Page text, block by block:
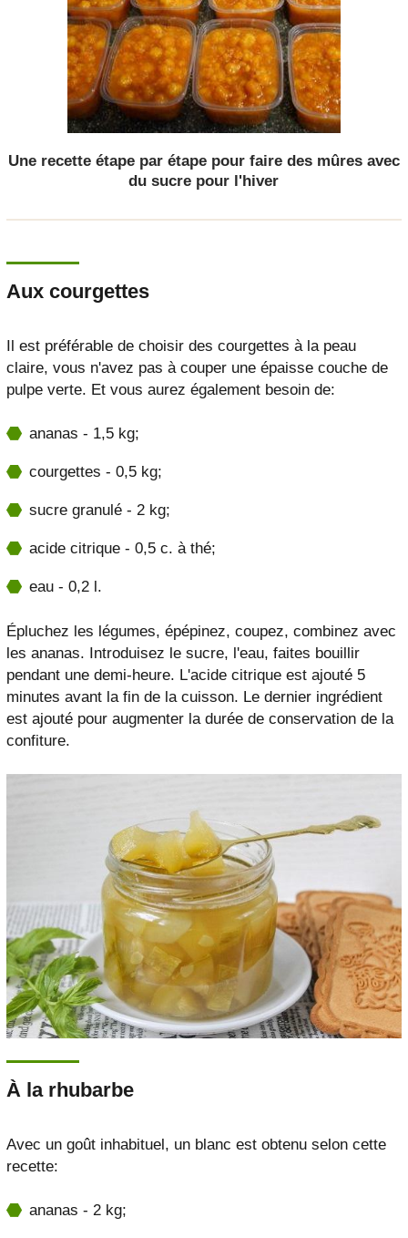
Une recette étape par étape pour faire des mûres avec
du sucre pour l'hiver
Aux courgettes
Il est préférable de choisir des courgettes à la peau
claire, vous n'avez pas à couper une épaisse couche de
pulpe verte. Et vous aurez également besoin de:
ananas - 1,5 kg;
courgettes - 0,5 kg;
sucre granulé - 2 kg;
acide citrique - 0,5 c. à thé;
eau - 0,2 l.
Épluchez les légumes, épépinez, coupez, combinez avec
les ananas. Introduisez le sucre, l'eau, faites bouillir
pendant une demi-heure. L'acide citrique est ajouté 5
minutes avant la fin de la cuisson. Le dernier ingrédient
est ajouté pour augmenter la durée de conservation de la
confiture.
À la rhubarbe
Avec un goût inhabituel, un blanc est obtenu selon cette
recette:
ananas - 2 kg;